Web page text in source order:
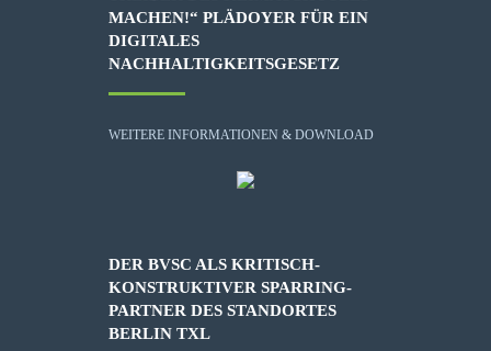
MACHEN!“ PLÄDOYER FÜR EIN
DIGITALES
NACHHALTIGKEITSGESETZ
WEITERE INFORMATIONEN & DOWNLOAD
DER BVSC ALS KRITISCH-
KONSTRUKTIVER SPARRING-
PARTNER DES STANDORTES
BERLIN TXL